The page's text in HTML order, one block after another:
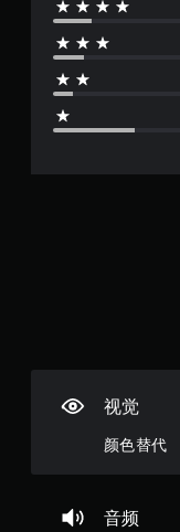
视觉
颜色替代
音频